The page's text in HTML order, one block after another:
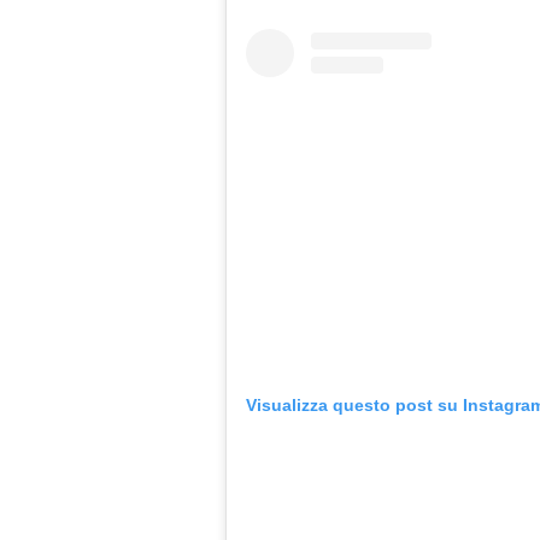
Visualizza questo post su